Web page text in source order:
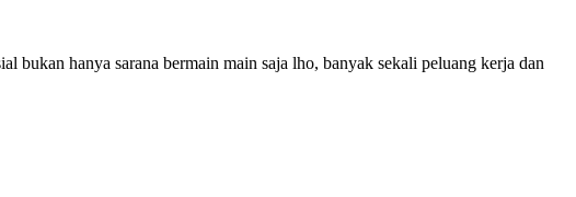
bukan hanya sarana bermain main saja lho, banyak sekali peluang kerja dan